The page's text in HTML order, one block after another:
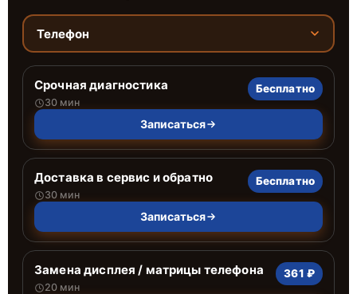
Телефон
Срочная диагностика
30 мин
Бесплатно
Записаться
Доставка в сервис и обратно
30 мин
Бесплатно
Записаться
Замена дисплея / матрицы телефона
20 мин
361 ₽